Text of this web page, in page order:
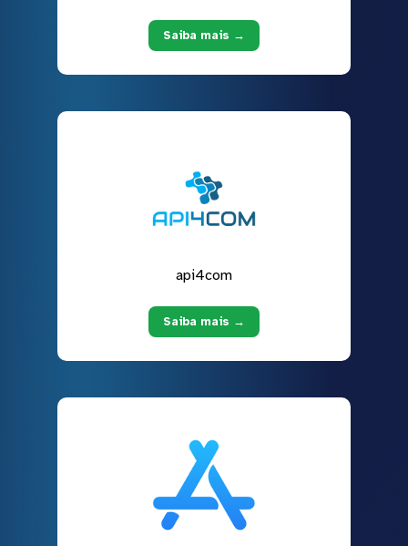
Saiba mais →
api4com
Saiba mais →